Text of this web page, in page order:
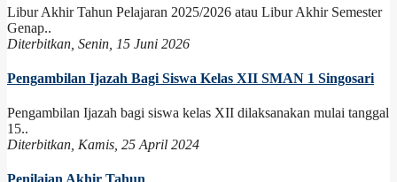
Libur Akhir Tahun Pelajaran 2025/2026 atau Libur Akhir Semester
Genap..
Diterbitkan, Senin, 15 Juni 2026
Pengambilan Ijazah Bagi Siswa Kelas XII SMAN 1 Singosari
Pengambilan Ijazah bagi siswa kelas XII dilaksanakan mulai tanggal
15..
Diterbitkan, Kamis, 25 April 2024